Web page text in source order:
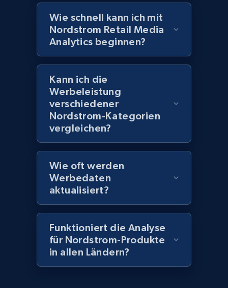
Lazada - Products - Discover products by
URL, Title, Rating, Reviews, Initial price, Final
price, Currency, Stock, and more.
991+ 165+ Jetzt anfangen
Lazada - Products - Discover products by
brand URL
URL, Title, Rating, Reviews, Initial price, Final
price, Currency, Stock, and more.
991+ 165+ Jetzt anfangen
Wie schnell kann ich mit
Nordstrom Retail Media
Analytics beginnen?
Kann ich die
Werbeleistung
verschiedener
Nordstrom-Kategorien
vergleichen?
Wie oft werden
Werbedaten
aktualisiert?
Funktioniert die Analyse
für Nordstrom-Produkte
in allen Ländern?